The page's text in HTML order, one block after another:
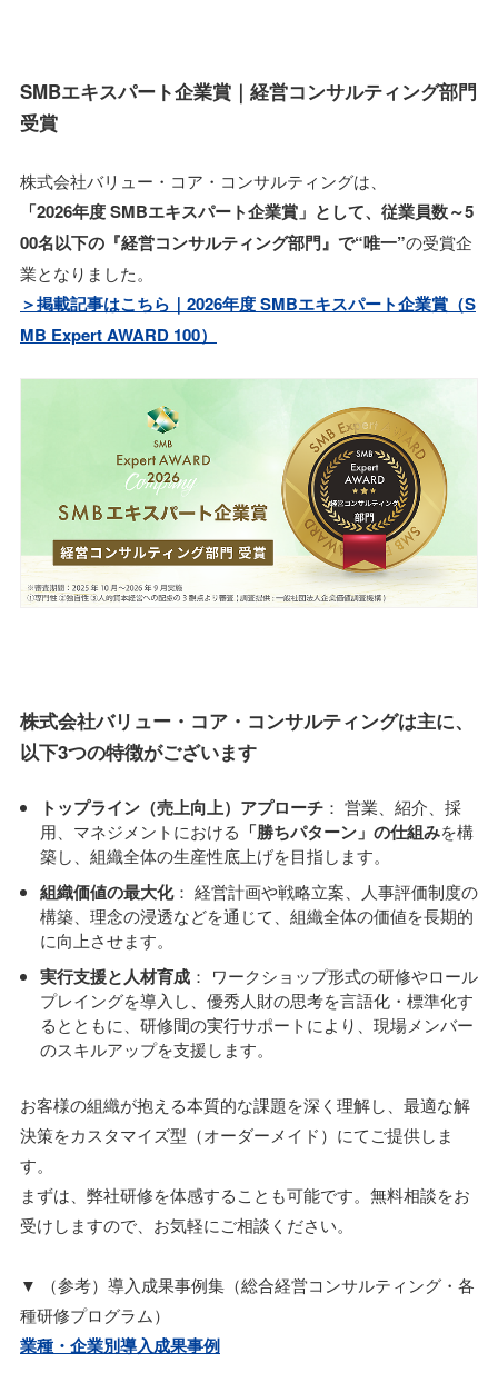
SMBエキスパート企業賞｜経営コンサルティング部門
受賞
株式会社バリュー・コア・コンサルティングは、
「2026年度 SMBエキスパート企業賞」として、従業員数～5
00名以下の『経営コンサルティング部門』で“唯一”の受賞企
業となりました。
＞掲載記事はこちら｜2026年度 SMBエキスパート企業賞（S
MB Expert AWARD 100）
株式会社バリュー・コア・コンサルティングは主に、
以下3つの特徴がございます
トップライン（売上向上）アプローチ ： 営業、紹介、採
用、マネジメントにおける 「勝ちパターン」の仕組みを構
築し、組織全体の生産性底上げを目指します。
組織価値の最大化： 経営計画や戦略立案、人事評価制度の
構築、理念の浸透などを通じて、組織全体の価値を長期的
に向上させます。
実行支援と人材育成 ： ワークショップ形式の研修やロール
プレイングを導入し、優秀人財の思考を言語化・標準化す
るとともに、研修間の実行サポートにより、現場メンバー
のスキルアップを支援します。
お客様の組織が抱える本質的な課題を深く理解し、最適な解
決策をカスタマイズ型（オーダーメイド）にてご提供しま
す。
まずは、弊社研修を体感することも可能です。無料相談をお
受けしますので、お気軽にご相談ください。
▼ （参考）導入成果事例集（総合経営コンサルティング・各
種研修プログラム）
業種・企業別導入成果事例